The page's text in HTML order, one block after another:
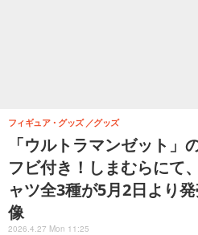
「ウルトラマンゼット」
フビ付き！しまむらにて
ャツ全3種が5月2日より
像
フィギュア・グッズ グッズ
2026.4.27 Mon 11:25